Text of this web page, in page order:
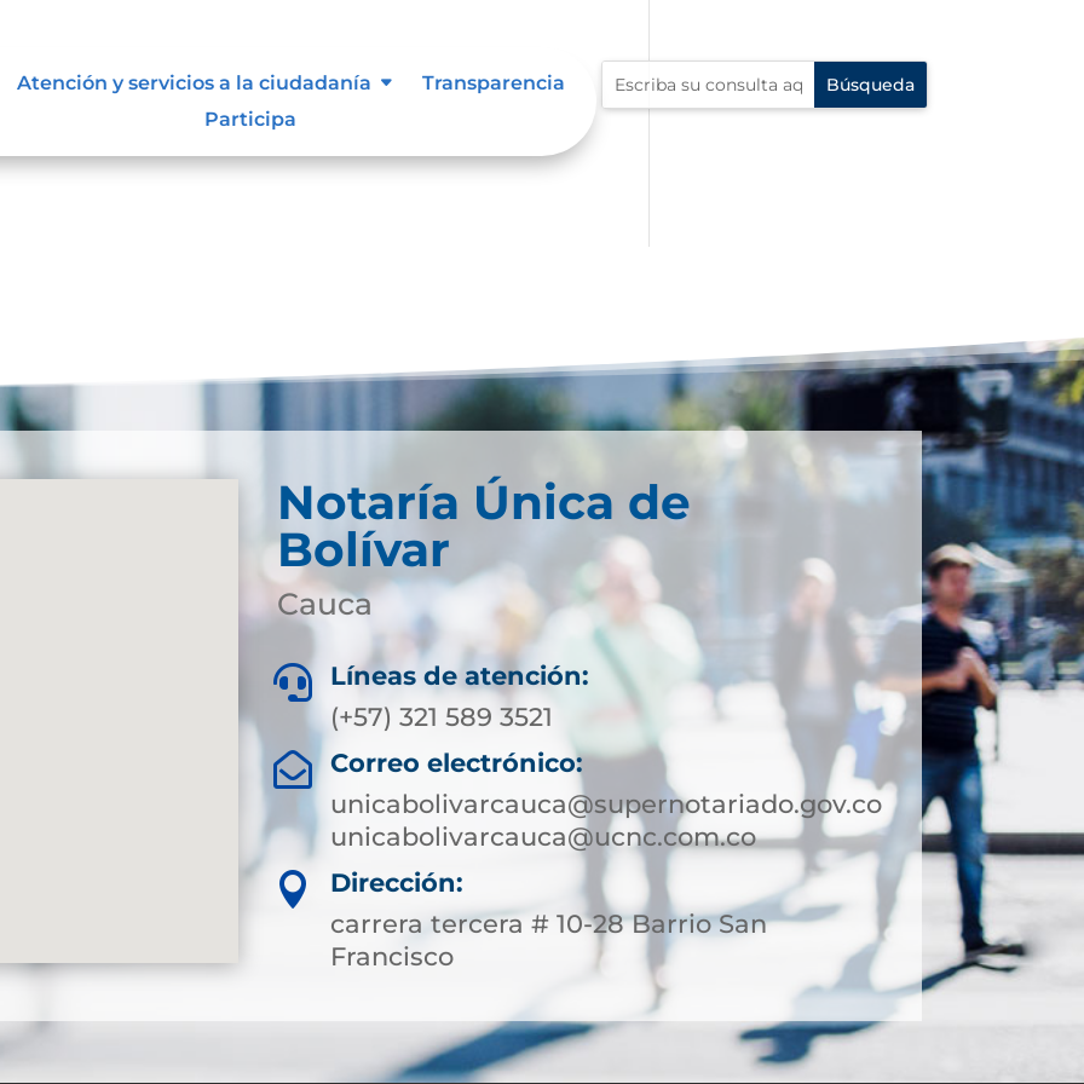
Atención y servicios a la ciudadanía
Transparencia
Participa
consulte/recursos/publicaciones
Notaría Única de
Bolívar
Cauca

Líneas de atención:
(+57) 321 589 3521

Correo electrónico:
unicabolivarcauca@supernotariado.gov.co
unicabolivarcauca@ucnc.com.co

Dirección:
carrera tercera # 10-28 Barrio San
Francisco